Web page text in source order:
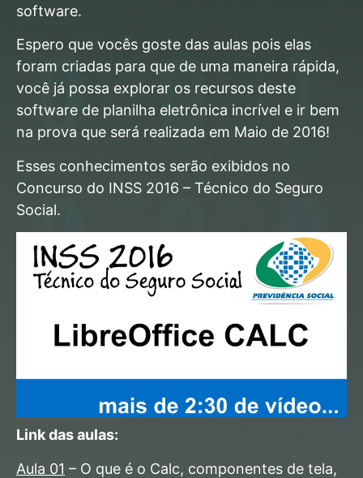
software.
Espero que vocês goste das aulas pois elas
foram criadas para que de uma maneira rápida,
você já possa explorar os recursos deste
software de planilha eletrônica incrível e ir bem
na prova que será realizada em Maio de 2016!
Esses conhecimentos serão exibidos no
Concurso do INSS 2016 – Técnico do Seguro
Social.
Link das aulas:
Aula 01 – O que é o Calc, componentes de tela,